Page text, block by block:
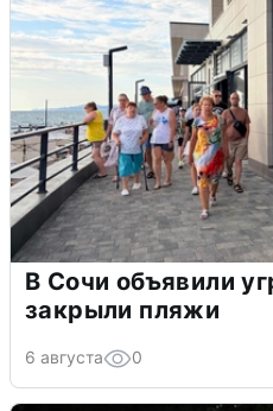
В Сочи объявили
закрыли пляжи
6 августа 0